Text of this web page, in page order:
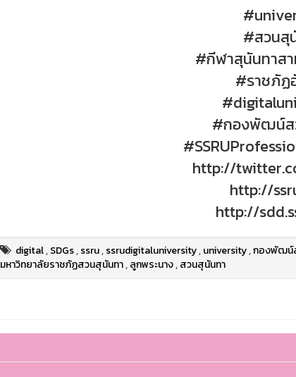
#สวนสุ
#กีฬาสุนันทาส
#ราชภัฏ
#กองพัฒน์ส
http://
http://
http://
digital,SDGs,ssru,ssrudigitaluniversity,university,กองพัฒน์
มหาวิทยาลัยราชภัฏสวนสุนันทา,ลูกพระนาง,สวนสุนันทา